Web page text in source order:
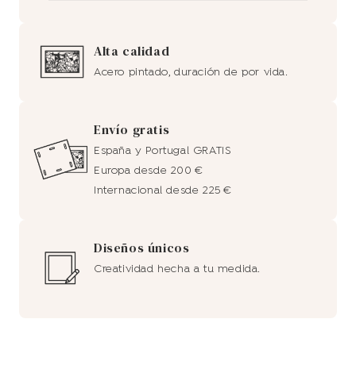
Alta calidad
Acero pintado, duración de por vida.
Envío gratis
España y Portugal GRATIS
Europa desde 200 €
Internacional desde 225 €
Diseños únicos
Creatividad hecha a tu medida.